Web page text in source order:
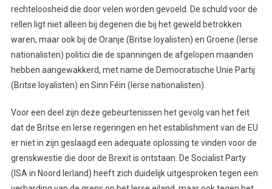
rechteloosheid die door velen worden gevoeld. De schuld voor de
rellen ligt niet alleen bij degenen die bij het geweld betrokken
waren, maar ook bij de Oranje (Britse loyalisten) en Groene (Ierse
nationalisten) politici die de spanningen de afgelopen maanden
hebben aangewakkerd, met name de Democratische Unie Partij
(Britse loyalisten) en Sinn Féin (Ierse nationalisten).
Voor een deel zijn deze gebeurtenissen het gevolg van het feit
dat de Britse en Ierse regeringen en het establishment van de EU
er niet in zijn geslaagd een adequate oplossing te vinden voor de
grenskwestie die door de Brexit is ontstaan. De Socialist Party
(ISA in Noord Ierland) heeft zich duidelijk uitgesproken tegen een